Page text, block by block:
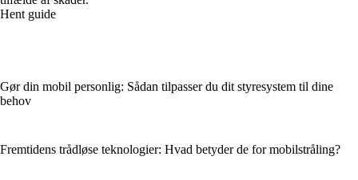
Hent guide
Gør din mobil personlig: Sådan tilpasser du dit styresystem til dine
behov
Fremtidens trådløse teknologier: Hvad betyder de for mobilstråling?